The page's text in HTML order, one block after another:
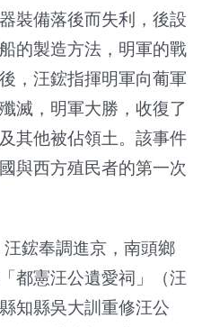
裝備落後而失利，後設
的製造方法，明軍的戰
，汪鋐指揮明軍向葡軍
滅，明軍大勝，收復了
其他被佔領土。該事件
與西方殖民者的第一次
鋐奉調進京，南頭鄉
都憲汪公遺愛祠」（汪
知縣吳大訓重修汪公